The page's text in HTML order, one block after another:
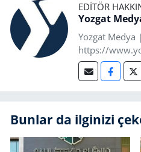
EDITÖR
Yozgat
Yozgat Medya |
https://
Bunlar da ilginizi